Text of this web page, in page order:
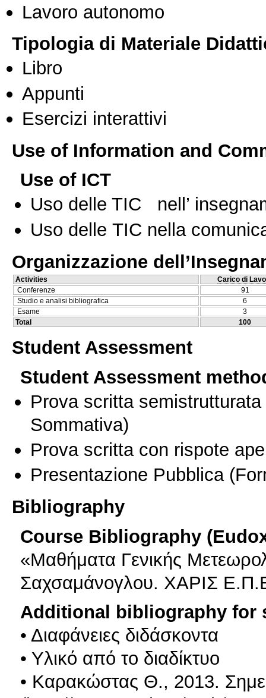
Lavoro autonomo
Tipologia di Materiale
Libro
Appunti
Esercizi interattivi
Use of Information and
Use of ICT
Uso delle TIC nell’
Uso delle TIC nella
Organizzazione
Activities
Carico di
Conferenze
91
Studio e analisi bibliografica
6
Esame
3
Total
100
Student Assessment
Student Assessment
Prova scritta
Sommativa)
Prova scritta con rispote
Presentazione Pubblica
Bibliography
Course Bibliography
«Μαθήματα Γενικής
Σαχσαμάνογλου. ΧΑΡΙΣ
Additional bibliography for
• Διαφάνειες διδάσκοντα
• Υλικό από το διαδίκτυο
• Καρακώστας Θ., 2013.